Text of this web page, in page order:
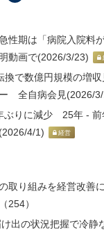
性期は「病院入院料
動画で(2026/3/23)
換で数億円規模の増
全自病会見(2026/
ぶりに減少 25年 - 前
4/1)
経営
取り組みを経営改善
254）
出の状況把握で冷静